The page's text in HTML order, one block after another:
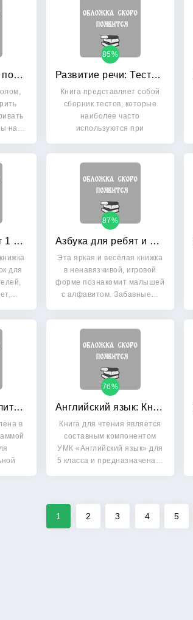
Азбука хорошего поведения
на…
Развитие речи: Тесты. 6-7 лет
85%
Книга представляет собой
сборник тестов, которые
наиболее часто
используются при
Забавный счет от 1 до 10
для
Азбука для ребят и для котят
87%
Эта яркая и весёлая книжка
в ненавязчивой, игровой
форме познакомит малышей
с алфавитом. Забавные…
Хрестоматия по литературе 5-7 класс: Книга 2
в
Английский язык: Книга для чтения. 5 класс
76%
Книга для чтения является
составным компонентом
УМК «Английский язык» для
5 класса и предназначена…
1 2 3 4 5